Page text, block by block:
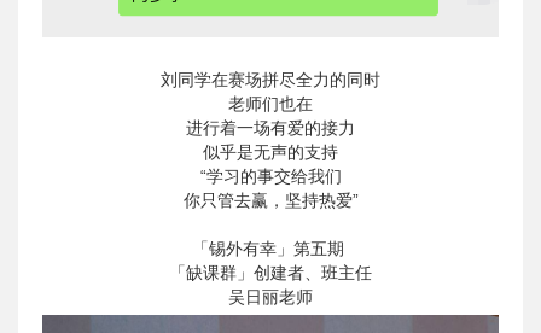
刘同学在赛场拼尽全力的同时
老师们也在
进行着一场有爱的接力
似乎是无声的支持
“学习的事交给我们
你只管去赢，坚持热爱”
「锡外有幸」第五期
「缺课群」创建者、班主任
吴日丽老师